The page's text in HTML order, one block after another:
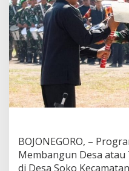
BOJONEGORO, –
Membangun Desa
di Desa Soko